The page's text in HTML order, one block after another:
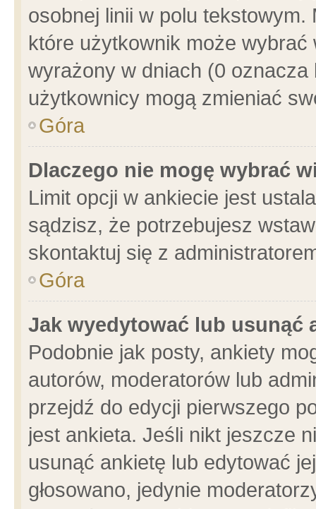
osobnej linii w polu
które użytkownik może
wyrażony w dniach (0
użytkownicy mogą zmieniać
Góra
Dlaczego nie mogę wybrać
Limit opcji w ankiecie jest
sądzisz, że potrzebujesz
skontaktuj się z
Góra
Jak wyedytować lub usunąć
Podobnie jak posty, ankiety
autorów, moderatorów lub
przejdź do edycji pierwszego
jest ankieta. Jeśli nikt jeszcze
usunąć ankietę lub edytować
głosowano, jedynie